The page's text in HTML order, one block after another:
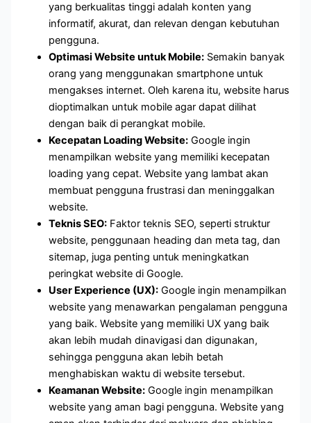
yang berkualitas tinggi adalah konten yang
informatif, akurat, dan relevan dengan kebutuhan
pengguna.
Optimasi Website untuk Mobile: Semakin banyak
orang yang menggunakan smartphone untuk
mengakses internet. Oleh karena itu, website harus
dioptimalkan untuk mobile agar dapat dilihat
dengan baik di perangkat mobile.
Kecepatan Loading Website: Google ingin
menampilkan website yang memiliki kecepatan
loading yang cepat. Website yang lambat akan
membuat pengguna frustrasi dan meninggalkan
website.
Teknis SEO: Faktor teknis SEO, seperti struktur
website, penggunaan heading dan meta tag, dan
sitemap, juga penting untuk meningkatkan
peringkat website di Google.
User Experience (UX): Google ingin menampilkan
website yang menawarkan pengalaman pengguna
yang baik. Website yang memiliki UX yang baik
akan lebih mudah dinavigasi dan digunakan,
sehingga pengguna akan lebih betah
menghabiskan waktu di website tersebut.
Keamanan Website: Google ingin menampilkan
website yang aman bagi pengguna. Website yang